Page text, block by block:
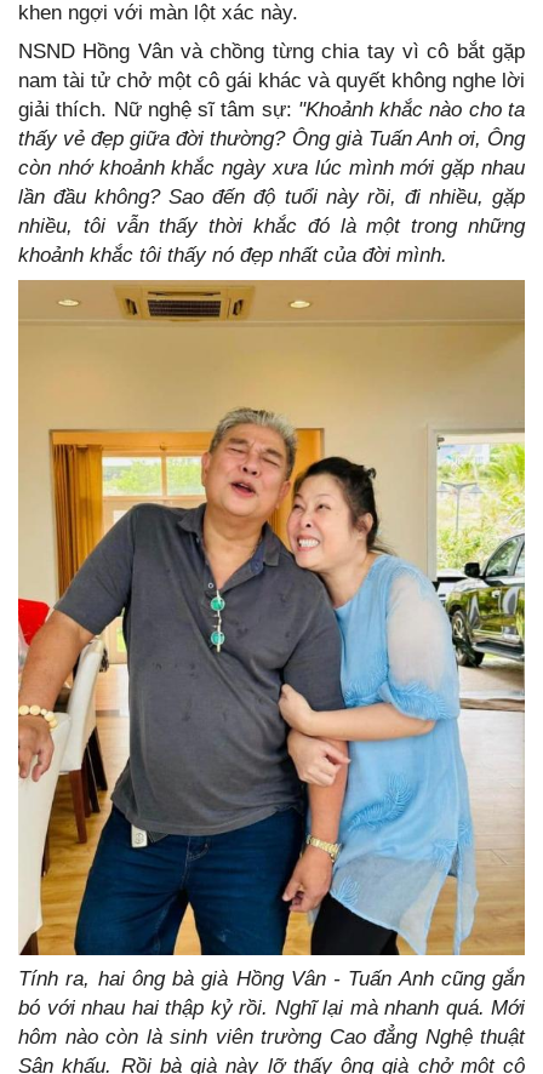
khen ngợi với màn lột xác này.
NSND Hồng Vân và chồng từng chia tay vì cô bắt gặp
nam tài tử chở một cô gái khác và quyết không nghe lời
giải thích. Nữ nghệ sĩ tâm sự: "Khoảnh khắc nào cho ta
thấy vẻ đẹp giữa đời thường? Ông già Tuấn Anh ơi, Ông
còn nhớ khoảnh khắc ngày xưa lúc mình mới gặp nhau
lần đầu không? Sao đến độ tuổi này rồi, đi nhiều, gặp
nhiều, tôi vẫn thấy thời khắc đó là một trong những
khoảnh khắc tôi thấy nó đẹp nhất của đời mình.
Tính ra, hai ông bà già Hồng Vân - Tuấn Anh cũng gắn
bó với nhau hai thập kỷ rồi. Nghĩ lại mà nhanh quá. Mới
hôm nào còn là sinh viên trường Cao đẳng Nghệ thuật
Sân khấu. Rồi bà già này lỡ thấy ông già chở một cô